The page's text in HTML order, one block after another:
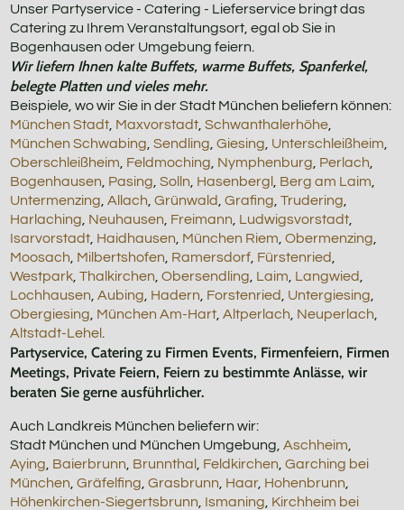
Unser Partyservice - Catering - Lieferservice bringt das
Catering zu Ihrem Veranstaltungsort, egal ob Sie in
Bogenhausen oder Umgebung feiern.
Wir liefern Ihnen kalte Buffets, warme Buffets, Spanferkel,
belegte Platten und vieles mehr.
Beispiele, wo wir Sie in der Stadt München beliefern können:
München Stadt Maxvorstadt ,Schwanthalerhöhe
München Schwabing ,Sendling ,Giesing Unterschleißheim
Oberschleißheim Feldmoching Nymphenburg Perlach
Bogenhausen Pasing ,Solln Hasenbergl Berg am Laim
Untermenzing ,Allach ,Grünwald ,Grafing ,Trudering
Harlaching Neuhausen Freimann Ludwigsvorstadt
Isarvorstadt Haidhausen München Riem ,Obermenzing
Moosach Milbertshofen Ramersdorf Fürstenried
Westpark ,Thalkirchen ,Obersendling Laim Langwied
Lochhausen ,Aubing Hadern Forstenried Untergiesing
Obergiesing München Am-Hart ,Altperlach Neuperlach
Altstadt-Lehel
Partyservice, Catering zu Firmen Events, Firmenfeiern, Firmen
Meetings, Private Feiern, Feiern zu bestimmte Anlässe, wir
beraten Sie gerne ausführlicher.
Auch Landkreis München beliefern wir:
Stadt München und München Umgebung,Aschheim
Aying Baierbrunn Brunnthal Feldkirchen ,Garching bei
München ,Gräfelfing ,Grasbrunn Haar, Hohenbrunn
Höhenkirchen-Siegertsbrunn Ismaning Kirchheim bei